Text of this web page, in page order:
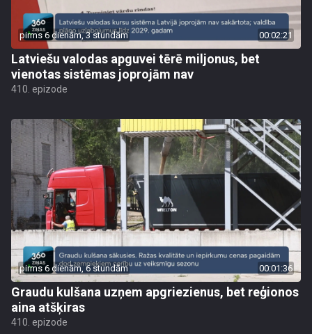
pirms 6 dienām, 3 stundām 00:02:21
Latviešu valodas apguvei tērē miljonus, bet
vienotas sistēmas joprojām nav
410. epizode
pirms 6 dienām, 6 stundām 00:01:36
Graudu kulšana uzņem apgriezienus, bet reģionos
aina atšķiras
410. epizode